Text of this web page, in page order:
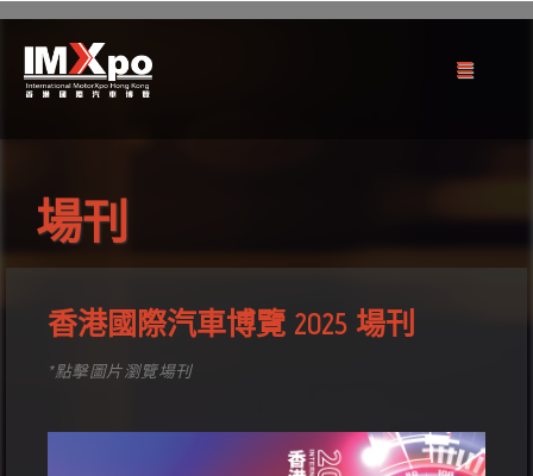
場刊
香港國際汽車博覽 2025 場刊
*點擊圖片瀏覽場刊